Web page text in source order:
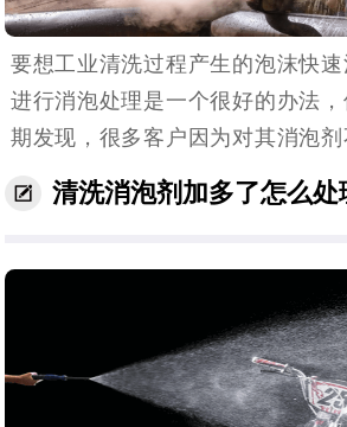
要想工业清洗过程产生的泡沫快
进行消泡处理是一个很好的办法
期发现，很多客户因为对其消泡
现清洗消泡剂加多了的现象。那
急，消泡剂厂家马上告诉你解决